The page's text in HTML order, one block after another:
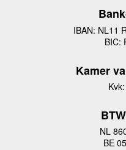
IBAN: NL11
BIC:
Kamer
NL
BE